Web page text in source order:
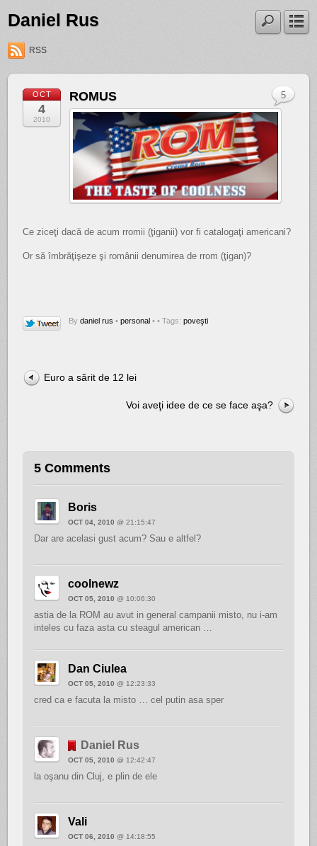
Daniel Rus
RSS
OCT
4
2010
ROMUS
Ce ziceţi dacă de acum rromii (ţiganii) vor fi catalogaţi americani?
Or să îmbrăţişeze şi românii denumirea de rrom (ţigan)?
Bydaniel rus • personal •
5
• Tags:poveşti
Euro a sărit de 12 lei
Voi aveţi idee de ce se face aşa?
5 Comments
Boris
OCT 04, 2010 @ 21:15:47
Dar are acelasi gust acum? Sau e altfel?
coolnewz
OCT 05, 2010 @ 10:06:30
astia de la ROM au avut in general campanii misto, nu i-am
inteles cu faza asta cu steagul american …
Dan Ciulea
OCT 05, 2010 @ 12:23:33
cred ca e facuta la misto … cel putin asa sper
Daniel Rus
OCT 05, 2010 @ 12:42:47
la oşanu din Cluj, e plin de ele
Vali
OCT 06, 2010 @ 14:18:55